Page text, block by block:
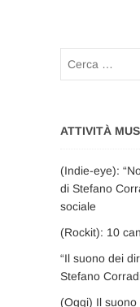
ATTIVITÀ
(Indie-eye):
di Stefano
sociale
(Rockit): 10
“Il suono dei
Stefano
(Oggi) Il